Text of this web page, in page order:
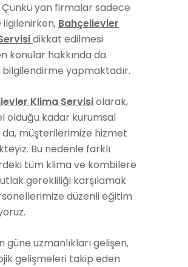
Çünkü yan firmalar sadece
ilgilenirken, Bahçelievler
dikkat edilmesi
konular hakkında da
bilgilendirme yapmaktadır.
Klima Servisiolarak,
olduğu kadar kurumsal
müşterilerimize hizmet
Bu nedenle farklı
tüm klima ve kombilere
gerekliliği karşılamak
düzenli eğitim
güne uzmanlıkları gelişen,
gelişmeleri takip eden